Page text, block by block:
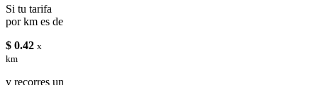
Si tu tarifa
por km es de
$ 0.42 x
km
y recorres un